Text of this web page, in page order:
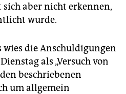
sich aber nicht erkennen,
wurde.
wies die Anschuldigungen
als „Versuch von
beschriebenen
um allgemein